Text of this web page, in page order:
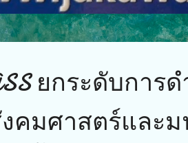
ยกระดับการ
คมศาสตร์และ